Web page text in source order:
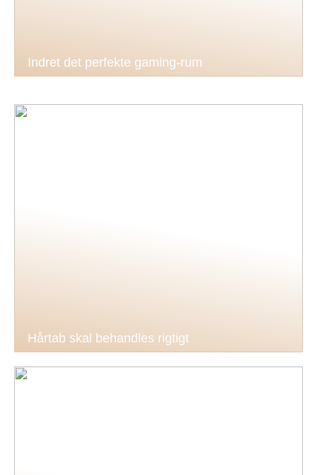
Indret det perfekte gaming-rum
Hårtab skal behandles rigtigt